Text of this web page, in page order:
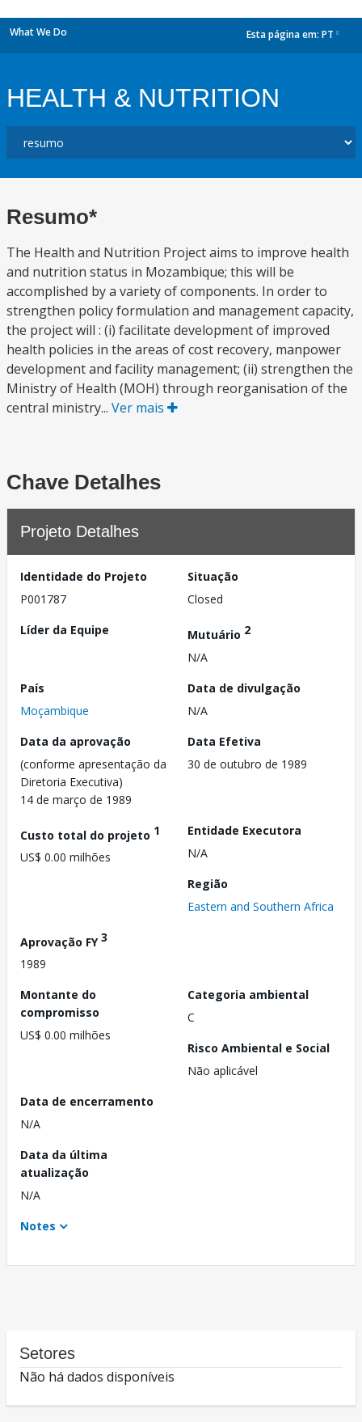
What We Do Esta página em: PT
HEALTH & NUTRITION
Resumo*
The Health and Nutrition Project aims to improve health
and nutrition status in Mozambique; this will be
accomplished by a variety of components. In order to
strengthen policy formulation and management capacity,
the project will : (i) facilitate development of improved
health policies in the areas of cost recovery, manpower
development and facility management; (ii) strengthen the
Ministry of Health (MOH) through reorganisation of the
central ministry... Ver mais
Chave Detalhes
Projeto Detalhes
Identidade do Projeto
P001787
Situação
Closed
Líder da Equipe
Mutuário 2
N/A
País
Moçambique
Data de divulgação
N/A
Data da aprovação
(conforme apresentação da
Diretoria Executiva)
14 de março de 1989
Data Efetiva
30 de outubro de 1989
Custo total do projeto 1
US$ 0.00 milhões
Entidade Executora
N/A
Região
Eastern and Southern Africa
Aprovação FY3
1989
Montante do
compromisso
US$ 0.00 milhões
Categoria ambiental
C
Risco Ambiental e Social
Não aplicável
Data de encerramento
N/A
Data da última
atualização
N/A
Notes
Setores
Não há dados disponíveis